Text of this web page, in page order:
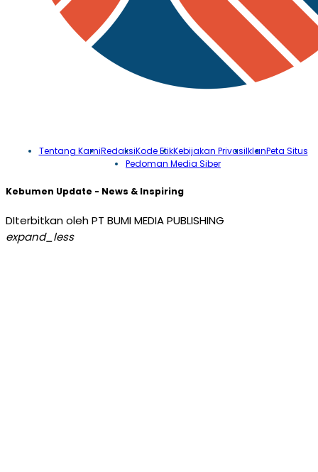
Tentang KamiRedaksiKode EtikKebijakan PrivasiIklanPeta Situs
Pedoman Media Siber
Kebumen Update - News & Inspiring
DIterbitkan oleh PT BUMI MEDIA PUBLISHING
expand_less